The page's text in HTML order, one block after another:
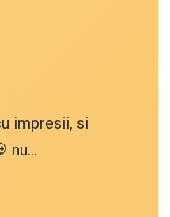
impresii, si
nu...